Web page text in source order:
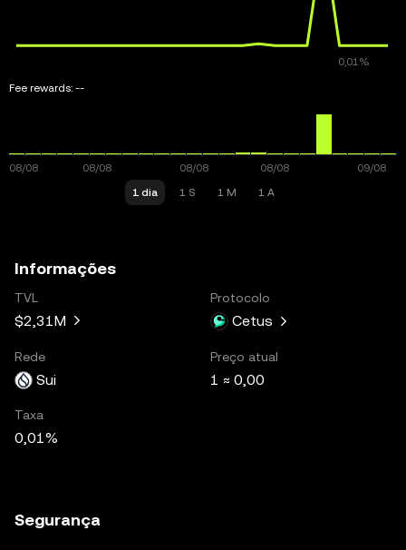
Fee rewards: --
1 dia 1 S 1 M 1 A
Informações
TVL
$2,31M
Protocolo
Cetus
Rede
Sui
Preço atual
1 ≈ 0,00
Taxa
0,01%
Segurança